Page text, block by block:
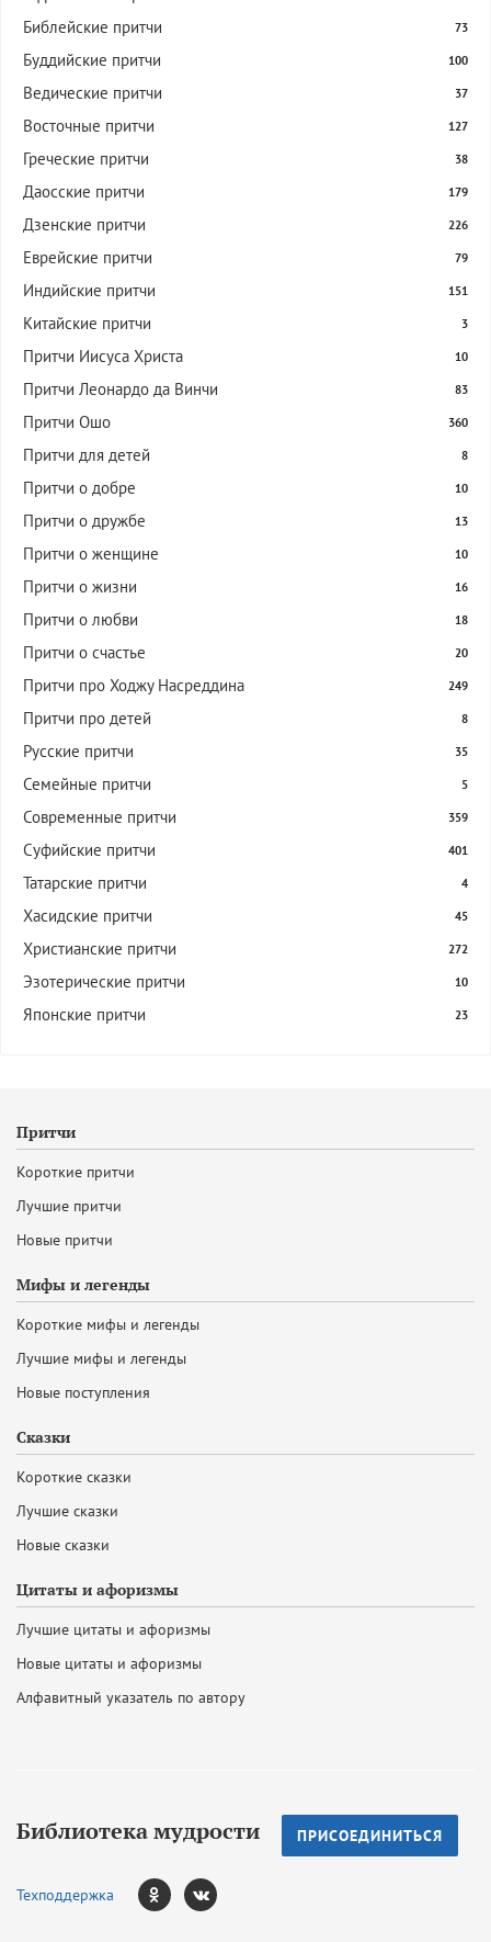
Библейские притчи 73
Буддийские притчи 100
Ведические притчи 37
Восточные притчи 127
Греческие притчи 38
Даосские притчи 179
Дзенские притчи 226
Еврейские притчи 79
Индийские притчи 151
Китайские притчи 3
Притчи Иисуса Христа 10
Притчи Леонардо да Винчи 83
Притчи Ошо 360
Притчи для детей 8
Притчи о добре 10
Притчи о дружбе 13
Притчи о женщине 10
Притчи о жизни 16
Притчи о любви 18
Притчи о счастье 20
Притчи про Ходжу Насреддина 249
Притчи про детей 8
Русские притчи 35
Семейные притчи 5
Современные притчи 359
Суфийские притчи 401
Татарские притчи 4
Хасидские притчи 45
Христианские притчи 272
Эзотерические притчи 10
Японские притчи 23
Притчи
Короткие притчи
Лучшие притчи
Новые притчи
Мифы и легенды
Короткие мифы и легенды
Лучшие мифы и легенды
Новые поступления
Сказки
Короткие сказки
Лучшие сказки
Новые сказки
Цитаты и афоризмы
Лучшие цитаты и афоризмы
Новые цитаты и афоризмы
Алфавитный указатель по автору
Библиотека мудрости ПРИСОЕДИНИТЬСЯ
Техподдержка